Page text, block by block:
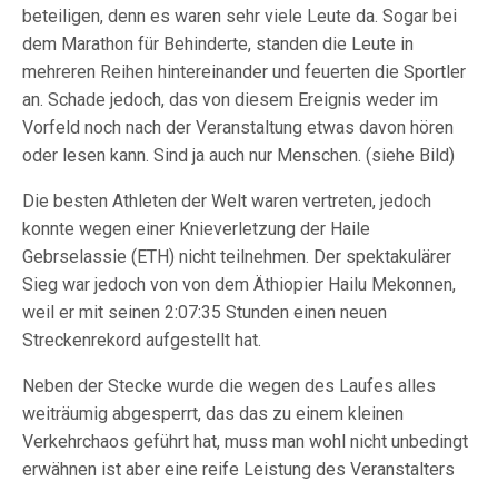
beteiligen, denn es waren sehr viele Leute da. Sogar bei
dem Marathon für Behinderte, standen die Leute in
mehreren Reihen hintereinander und feuerten die Sportler
an. Schade jedoch, das von diesem Ereignis weder im
Vorfeld noch nach der Veranstaltung etwas davon hören
oder lesen kann. Sind ja auch nur Menschen. (siehe Bild)
Die besten Athleten der Welt waren vertreten, jedoch
konnte wegen einer Knieverletzung der Haile
Gebrselassie (ETH) nicht teilnehmen. Der spektakulärer
Sieg war jedoch von von dem Äthiopier Hailu Mekonnen,
weil er mit seinen 2:07:35 Stunden einen neuen
Streckenrekord aufgestellt hat.
Neben der Stecke wurde die wegen des Laufes alles
weiträumig abgesperrt, das das zu einem kleinen
Verkehrchaos geführt hat, muss man wohl nicht unbedingt
erwähnen ist aber eine reife Leistung des Veranstalters